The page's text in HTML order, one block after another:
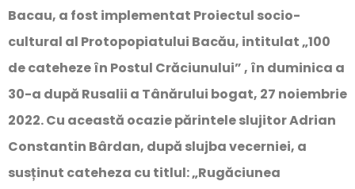
Bacau, a fost implementat Proiectul socio-
cultural al Protopopiatului Bacău, intitulat „100
de cateheze în Postul Crăciunului” , în duminica a
30-a după Rusalii a Tânărului bogat, 27 noiembrie
2022. Cu această ocazie părintele slujitor Adrian
Constantin Bârdan, după slujba vecerniei, a
susținut cateheza cu titlul: „Rugăciunea